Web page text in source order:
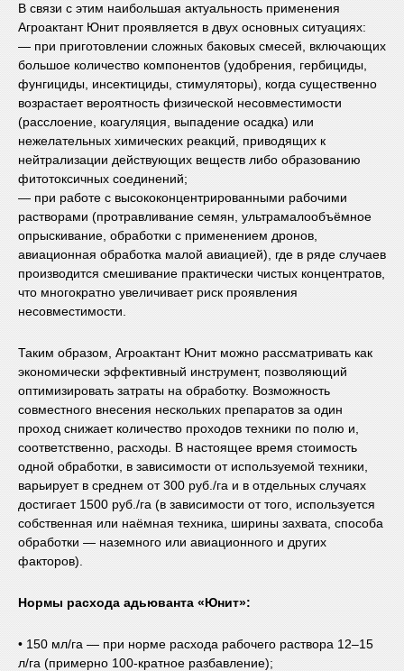
В связи с этим наибольшая актуальность применения
Агроактант Юнит проявляется в двух основных ситуациях:
— при приготовлении сложных баковых смесей, включающих
большое количество компонентов (удобрения, гербициды,
фунгициды, инсектициды, стимуляторы), когда существенно
возрастает вероятность физической несовместимости
(расслоение, коагуляция, выпадение осадка) или
нежелательных химических реакций, приводящих к
нейтрализации действующих веществ либо образованию
фитотоксичных соединений;
— при работе с высококонцентрированными рабочими
растворами (протравливание семян, ультрамалообъёмное
опрыскивание, обработки с применением дронов,
авиационная обработка малой авиацией), где в ряде случаев
производится смешивание практически чистых концентратов,
что многократно увеличивает риск проявления
несовместимости.
Таким образом, Агроактант Юнит можно рассматривать как
экономически эффективный инструмент, позволяющий
оптимизировать затраты на обработку. Возможность
совместного внесения нескольких препаратов за один
проход снижает количество проходов техники по полю и,
соответственно, расходы. В настоящее время стоимость
одной обработки, в зависимости от используемой техники,
варьирует в среднем от 300 руб./га и в отдельных случаях
достигает 1500 руб./га (в зависимости от того, используется
собственная или наёмная техника, ширины захвата, способа
обработки — наземного или авиационного и других
факторов).
Нормы расхода адьюванта «Юнит»:
• 150 мл/га — при норме расхода рабочего раствора 12–15
л/га (примерно 100-кратное разбавление);